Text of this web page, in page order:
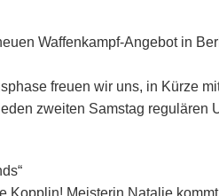
Waffenkampf-Angebot in
freuen wir uns, in Kürze
zweiten Samstag regulären
Meisterin Natalie